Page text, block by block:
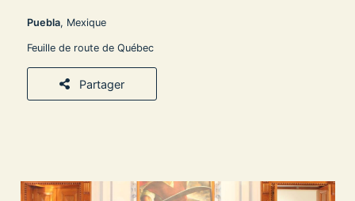
Puebla, Mexique
Feuille de route de Québec
Partager